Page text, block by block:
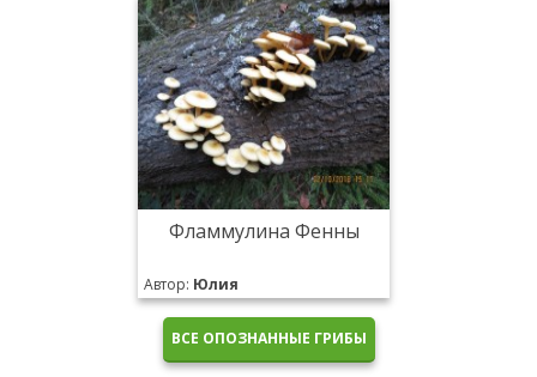
Фламмулина Фенны
Автор: Юлия
ВСЕ ОПОЗНАННЫЕ ГРИБЫ